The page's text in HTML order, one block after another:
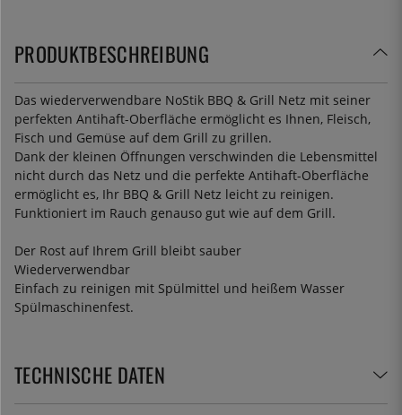
PRODUKTBESCHREIBUNG
Das wiederverwendbare NoStik BBQ & Grill Netz mit seiner
perfekten Antihaft-Oberfläche ermöglicht es Ihnen, Fleisch,
Fisch und Gemüse auf dem Grill zu grillen.
Dank der kleinen Öffnungen verschwinden die Lebensmittel
nicht durch das Netz und die perfekte Antihaft-Oberfläche
ermöglicht es, Ihr BBQ & Grill Netz leicht zu reinigen.
Funktioniert im Rauch genauso gut wie auf dem Grill.
Der Rost auf Ihrem Grill bleibt sauber
Wiederverwendbar
Einfach zu reinigen mit Spülmittel und heißem Wasser
Spülmaschinenfest.
TECHNISCHE DATEN